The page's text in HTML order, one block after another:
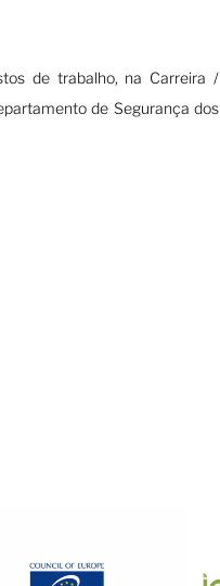
de trabalho, na Carreira /
de Segurança dos